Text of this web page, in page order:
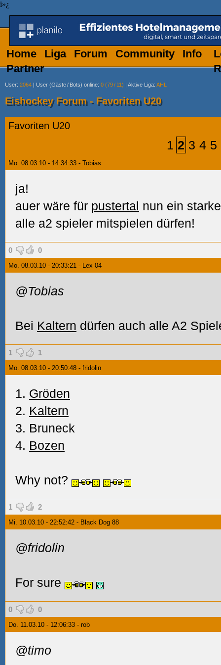
ï»¿
Home Liga Forum Community
Info
Partner
User: 2064 | User (Gäste/ Bots) online: 0 (79/ 11) | Aktive Liga: AHL
Eishockey Forum - Favoriten U20
Favoriten U20
1 2 3 4 5
Mo. 08.03.10 - 14:34:33 - Tobias
ja!
auer wäre für pustertal nun ein
alle a2 spieler mitspielen dürfen!
0 0
Mo. 08.03.10 - 20:33:21 - Lex 04
@Tobias
Bei Kaltern dürfen auch alle A2
1 1
Mo. 08.03.10 - 20:50:48 - fridolin
1. Gröden
2. Kaltern
3. Bruneck
4. Bozen
Why not?
1 2
Mi. 10.03.10 - 22:52:42 - Black Dog 88
@fridolin
For sure
0 0
Do. 11.03.10 - 12:06:33 - rob
@timo